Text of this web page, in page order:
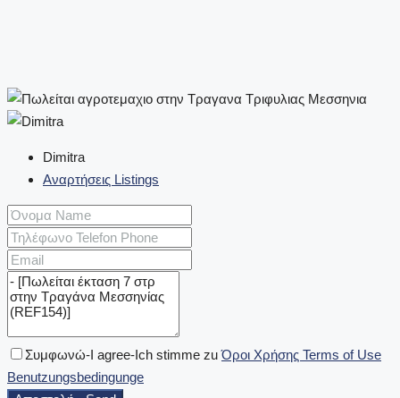
Dimitra
Αναρτήσεις Listings
Συμφωνώ-I agree-Ich stimme zuΌροι Χρήσης Terms of Use
Benutzungsbedingunge